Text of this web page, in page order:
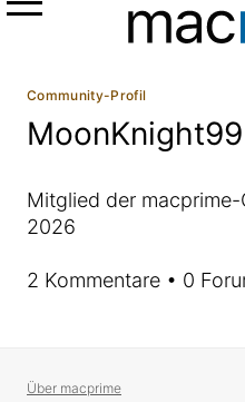
Menü
Community-Profil
MoonKnight99
Mitglied der
2026
2 Kommentare • 0
Über macprime